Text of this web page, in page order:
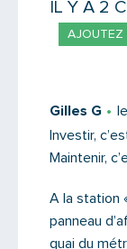
IL Y A 2
AJOUTEZ
Gilles G
Investir,
Maintenir,
A la station
panneau
quai du